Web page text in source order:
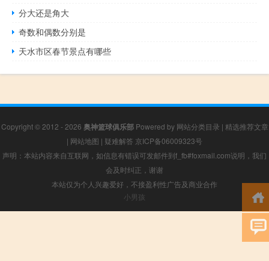
分大还是角大
奇数和偶数分别是
天水市区春节景点有哪些
Copyright © 2012 - 2026 奥神篮球俱乐部Powered by 网站分类目录 | 精选推荐文章
| 网站地图 | 疑难解答 京ICP备06009323号
声明：本站内容来自互联网，如信息有错误可发邮件到f_fb#foxmail.com说明，我们
会及时纠正，谢谢
本站仅为个人兴趣爱好，不接盈利性广告及商业合作
小男孩